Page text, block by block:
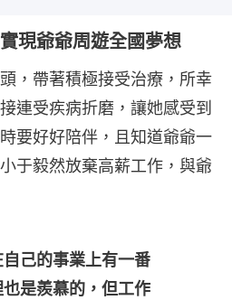
現爺爺周遊全國夢想
，帶著積極接受治療，所幸
連受疾病折磨，讓她感受到
要好好陪伴，且知道爺爺一
于毅然放棄高薪工作，與爺
己的事業上有一番
是羨慕的，但工作